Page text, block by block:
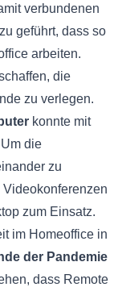
verbundenen
geführt, dass so
arbeiten.
die
zu verlegen.
konnte mit
die
zu
zum Einsatz.
im Homeoffice in
der Pandemie
dass Remote